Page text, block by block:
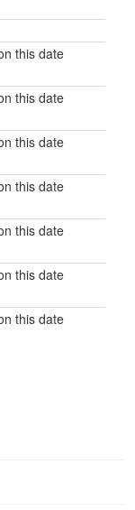
this date
this date
this date
this date
this date
this date
this date